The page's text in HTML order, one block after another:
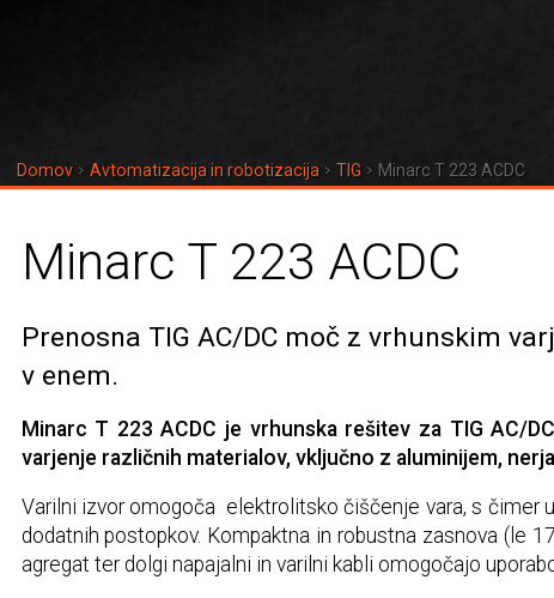
Domov Avtomatizacija in robotizacija TIG Minarc T 223 ACDC
Minarc T 223 ACDC
Prenosna TIG AC/DC moč z vrhunskim
v enem.
Minarc T 223 ACDC je vrhunska rešitev za TIG AC/
varjenje različnih materialov, vključno z aluminijem,
Varilni izvor omogoča elektrolitsko čiščenje vara, s čimer
dodatnih postopkov. Kompaktna in robustna zasnova (le
agregat ter dolgi napajalni in varilni kabli omogočajo